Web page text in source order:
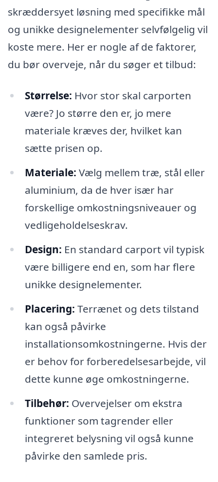
skræddersyet løsning med specifikke mål
og unikke designelementer selvfølgelig vil
koste mere. Her er nogle af de faktorer,
du bør overveje, når du søger et tilbud:
Størrelse: Hvor stor skal carporten
være? Jo større den er, jo mere
materiale kræves der, hvilket kan
sætte prisen op.
Materiale: Vælg mellem træ, stål eller
aluminium, da de hver især har
forskellige omkostningsniveauer og
vedligeholdelseskrav.
Design: En standard carport vil typisk
være billigere end en, som har flere
unikke designelementer.
Placering: Terrænet og dets tilstand
kan også påvirke
installationsomkostningerne. Hvis der
er behov for forberedelsesarbejde, vil
dette kunne øge omkostningerne.
Tilbehør: Overvejelser om ekstra
funktioner som tagrender eller
integreret belysning vil også kunne
påvirke den samlede pris.